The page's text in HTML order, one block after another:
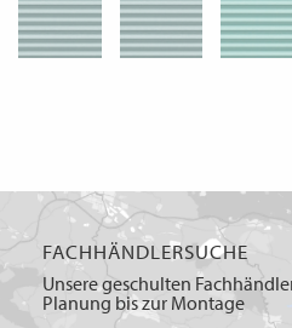
FACHHÄNDLERSUCHE
Unsere geschulten
Planung bis zur Montage